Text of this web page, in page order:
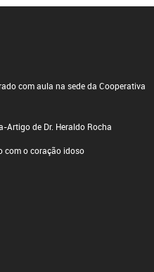
com aula na sede da Cooperativa
Artigo de Dr. Heraldo Rocha
com o coração idoso